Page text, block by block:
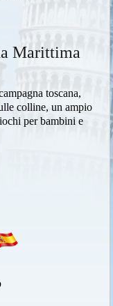
Marittima
toscana,
colline, un ampio
per bambini e